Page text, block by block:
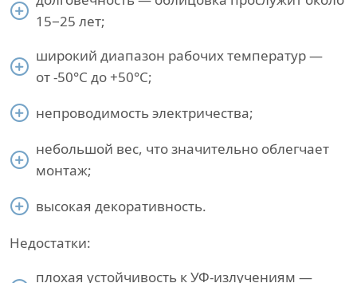
15−25 лет;
широкий диапазон рабочих температур —
от -50°С до +50°С;
непроводимость электричества;
небольшой вес, что значительно облегчает
монтаж;
высокая декоративность.
Недостатки:
плохая устойчивость к УФ-излучениям —